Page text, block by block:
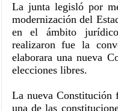
La junta legisló por
modernización del
en el ámbito
realizaron fue la
elaborara una nueva
elecciones libres.
La nueva Constitución
una de las